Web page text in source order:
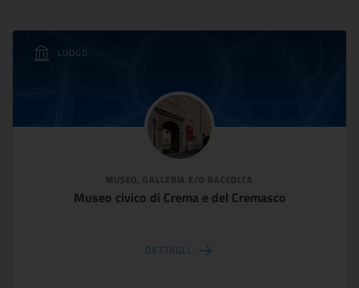
LUOGO
MUSEO, GALLERIA E/O RACCOLTA
Museo civico di Crema e del Cremasco
DETTAGLI